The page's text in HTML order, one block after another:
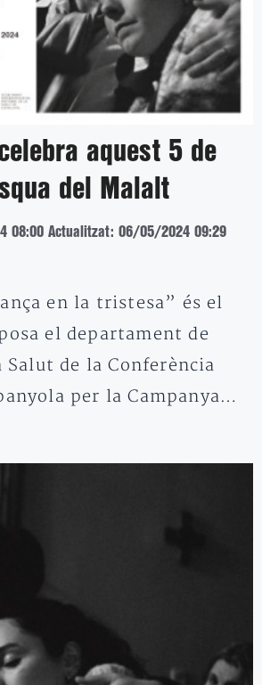
celebra aquest 5 de
del Malalt
08:00 Actualitzat: 06/05/2024 09:29
en la tristesa” és el
el departament de
Salut de la Conferència
per la Campanya…